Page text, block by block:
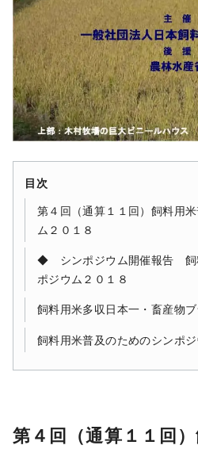
目次
第４回（通算１１回）飼料用
ム２０１８
◆ シンポジウム開催報告 飼
ポジウム２０１８
飼料用米多収日本一・畜産物ブ
飼料用米普及のためのシンポ
第４回（通算１１回